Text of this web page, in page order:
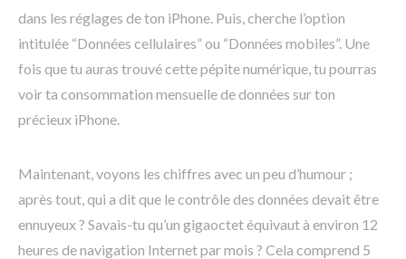
dans les réglages de ton iPhone. Puis, cherche l’option
intitulée “Données cellulaires” ou “Données mobiles”. Une
fois que tu auras trouvé cette pépite numérique, tu pourras
voir ta consommation mensuelle de données sur ton
précieux iPhone.
Maintenant, voyons les chiffres avec un peu d’humour ;
après tout, qui a dit que le contrôle des données devait être
ennuyeux ? Savais-tu qu’un gigaoctet équivaut à environ 12
heures de navigation Internet par mois ? Cela comprend 5